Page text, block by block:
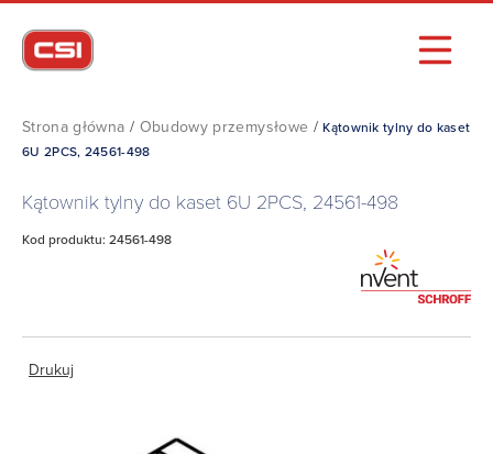
Strona główna / Obudowy przemysłowe /Kątownik tylny do kaset
6U 2PCS, 24561-498
Kątownik tylny do kaset 6U 2PCS, 24561-498
Kod produktu: 24561-498
Drukuj